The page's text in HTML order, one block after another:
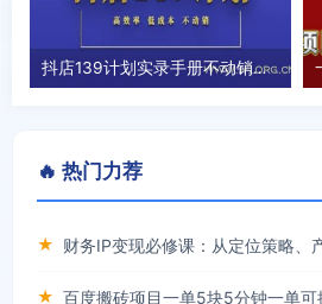
抖店139计划实录手册不动销起店实操方法论，高效率低成本不动销
🔥 热门力荐
★
★ 百度搬砖项目一单5块5分钟一单可